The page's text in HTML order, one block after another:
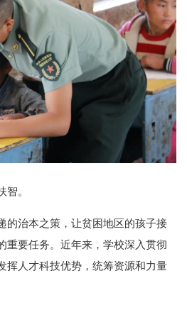
。
的治本之策，让贫困地区的孩子接
重要任务。近年来，学校深入贯彻
挥人才科技优势，统筹资源和力量